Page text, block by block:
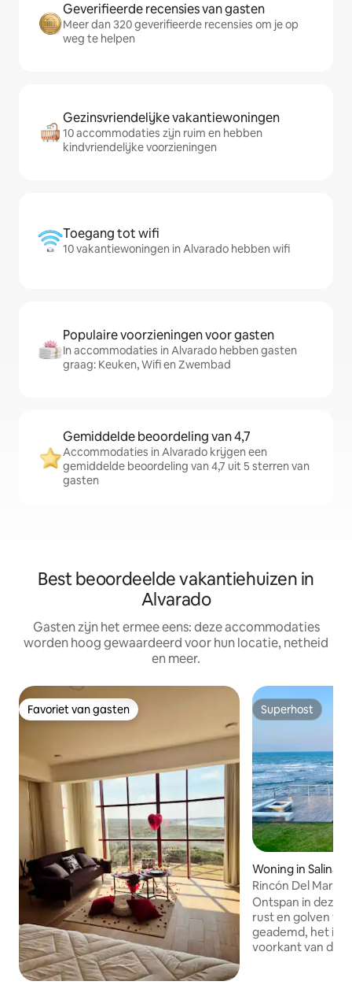
Geverifieerde recensies van gasten
Meer dan 320 geverifieerde recensies om je op
weg te helpen
Gezinsvriendelijke vakantiewoningen
10 accommodaties zijn ruim en hebben
kindvriendelijke voorzieningen
Toegang tot wifi
10 vakantiewoningen in Alvarado hebben wifi
Populaire voorzieningen voor gasten
In accommodaties in Alvarado hebben gasten
graag: Keuken, Wifi en Zwembad
Gemiddelde beoordeling van 4,7
Accommodaties in Alvarado krijgen een
gemiddelde beoordeling van 4,7 uit 5 sterren van
gasten
Best beoordeelde vakantiehuizen in
Alvarado
Gasten zijn het ermee eens: deze accommodaties
worden hoog gewaardeerd voor hun locatie, netheid
en meer.
Favoriet van gasten
Favoriet van gasten Superhost
Superhost
Woning in Salinas
Rincón Del Mar.
Ontspan in deze
rust en golven
geademd, het is
voorkant van de zee geschikt